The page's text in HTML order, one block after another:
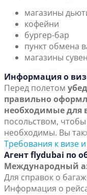
магазины
кофейни
бургер-бар
пункт обмена
магазины
Информация о
Перед полетом
правильно
необходимые для
посольством,
необходимы. Вы
Требования к визе
Агент flydubai по
Международный
Для справок о
Информация о